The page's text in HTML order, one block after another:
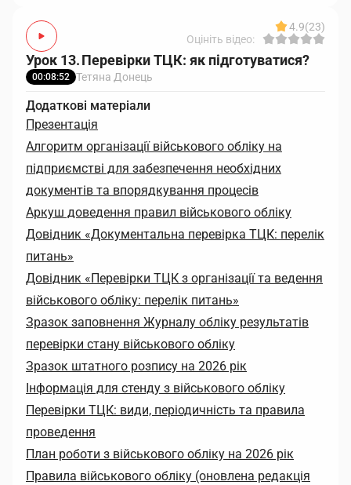
4.9(23)
Оцініть відео:
Урок 13. Перевірки ТЦК: як підготуватися?
00:08:52 Тетяна Донець
Додаткові матеріали
Презентація
Алгоритм організації військового обліку на
підприємстві для забезпечення необхідних
документів та впорядкування процесів
Аркуш доведення правил військового обліку
Довідник «Документальна перевірка ТЦК: перелік
питань»
Довідник «Перевірки ТЦК з організації та ведення
військового обліку: перелік питань»
Зразок заповнення Журналу обліку результатів
перевірки стану військового обліку
Зразок штатного розпису на 2026 рік
Інформація для стенду з військового обліку
Перевірки ТЦК: види, періодичність та правила
проведення
План роботи з військового обліку на 2026 рік
Правила військового обліку (оновлена редакція